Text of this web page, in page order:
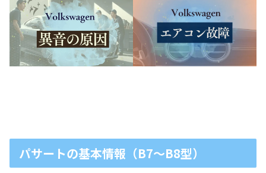
パサートの基本情報（B7〜B8型）